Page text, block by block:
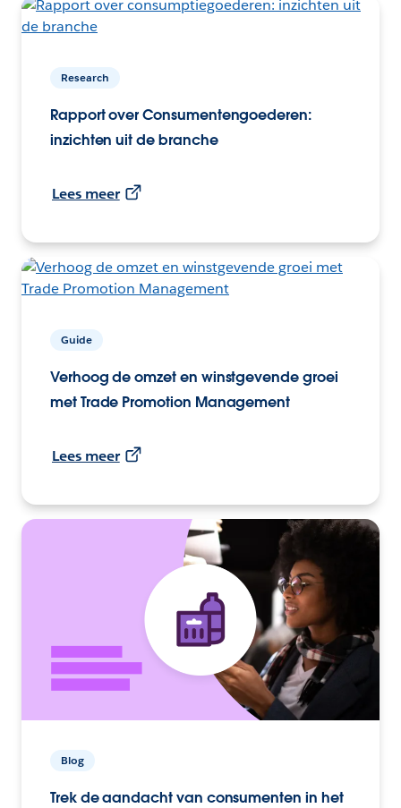
Research
Rapport over Consumentengoederen:
inzichten uit de branche
Lees meer
Guide
Verhoog de omzet en winstgevende groei
met Trade Promotion Management
Lees meer
Blog
Trek de aandacht van consumenten in het